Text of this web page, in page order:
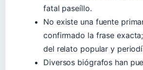
fatal paseíllo.
No existe una fuente
confirmado la frase
del relato popular y
Diversos biógrafos han